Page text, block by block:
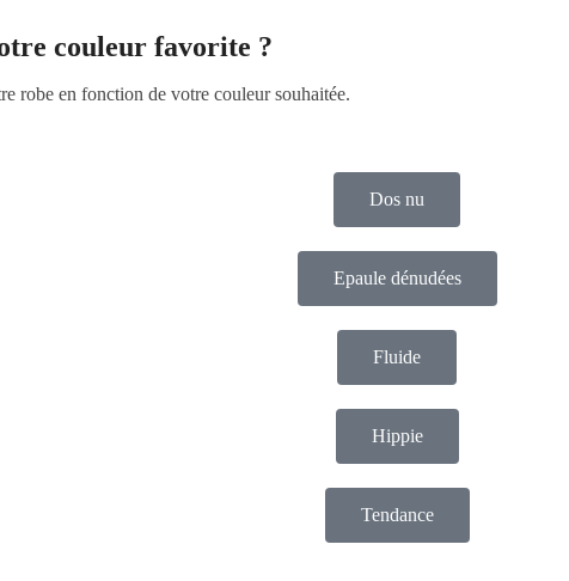
couleur favorite ?
robe en fonction de votre couleur souhaitée.
Dos nu
Epaule dénudées
Fluide
Hippie
Tendance